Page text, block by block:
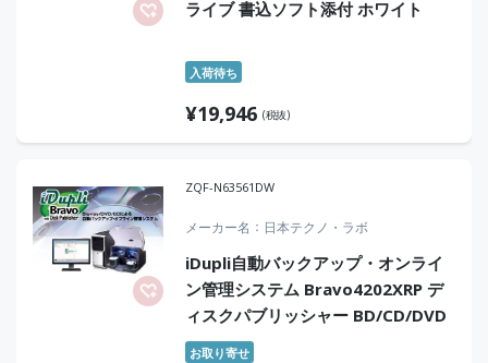
ライブ 書込ソフト添付 ホワイト
入荷待ち
¥19,946 (税抜)
ZQF-N63561DW
メーカー名 日本テクノ・ラボ
iDupli自動バックアップ・オンライ
ン管理システム Bravo4202XRP デ
ィスクパブリッシャー BD/CD/DVD
お取り寄せ